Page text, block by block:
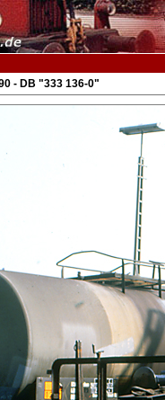
- DB "333 136-0"